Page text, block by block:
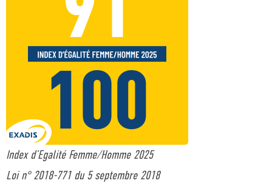
Index d’Egalité Femme/Homme 2025
Loi n° 2018-771 du 5 septembre 2018